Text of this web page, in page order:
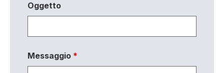
Oggetto
Messaggio *